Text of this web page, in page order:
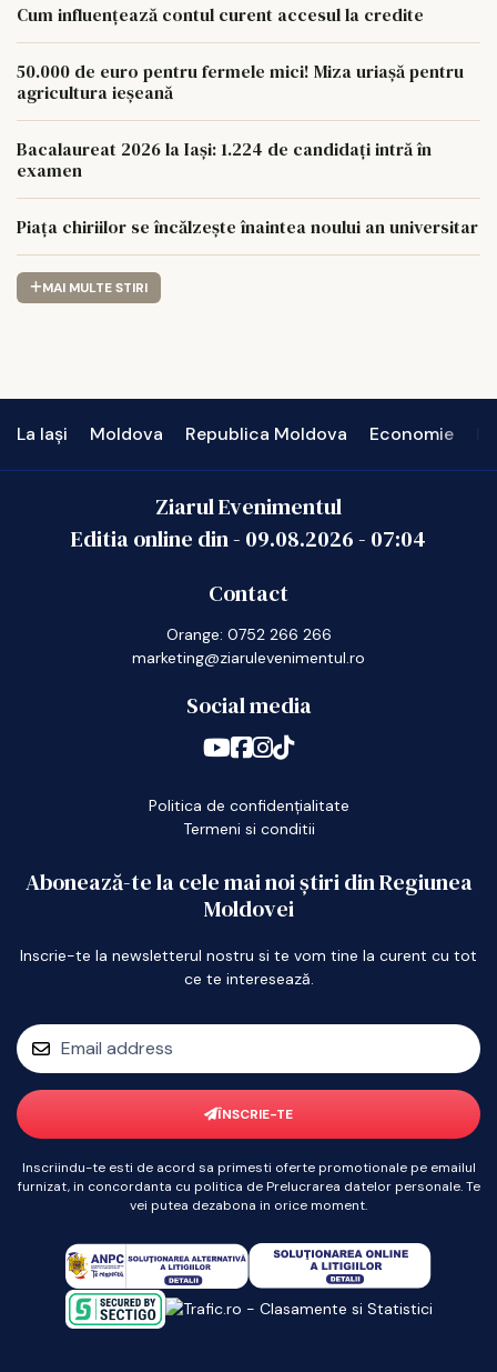
Cum influențează contul curent accesul la credite
50.000 de euro pentru fermele mici! Miza uriașă pentru
agricultura ieșeană
Bacalaureat 2026 la Iași: 1.224 de candidați intră în
examen
Piața chiriilor se încălzește înaintea noului an universitar
MAI MULTE STIRI
La Iași Moldova Republica Moldova Economie
Ziarul Evenimentul
Editia online din - 09.08.2026- 07:04
Contact
Orange: 0752 266 266
marketing@ziarulevenimentul.ro
Social media
Politica de confidențialitate
Termeni si conditii
Abonează-te la cele mai noi știri din Regiunea
Moldovei
Inscrie-te la newsletterul nostru si te vom tine la curent cu tot
ce te interesează.
ÎNSCRIE-TE
Inscriindu-te esti de acord sa primesti oferte promotionale pe emailul
furnizat, in concordanta cu politica de Prelucrarea datelor personale. Te
vei putea dezabona in orice moment.